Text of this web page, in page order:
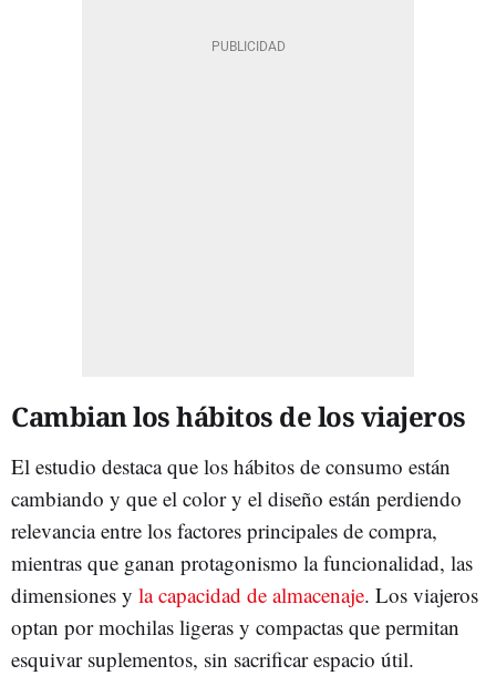
Cambian los hábitos de los viajeros
El estudio destaca que los hábitos de consumo están
cambiando y que el color y el diseño están perdiendo
relevancia entre los factores principales de compra,
mientras que ganan protagonismo la funcionalidad, las
dimensiones y la capacidad de almacenaje. Los viajeros
optan por mochilas ligeras y compactas que permitan
esquivar suplementos, sin sacrificar espacio útil.